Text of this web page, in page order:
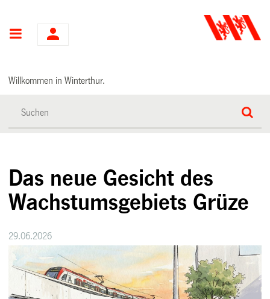
Hauptnavigation
Willkommen in Winterthur.
Das neue Gesicht des
Wachstumsgebiets Grüze
29.06.2026